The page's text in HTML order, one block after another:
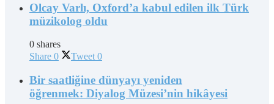
Olcay Varlı, Oxford’a kabul edilen ilk Türk
müzikolog oldu
0 shares
Share 0 Tweet 0
Bir saatliğine dünyayı yeniden
öğrenmek: Diyalog Müzesi’nin hikâyesi